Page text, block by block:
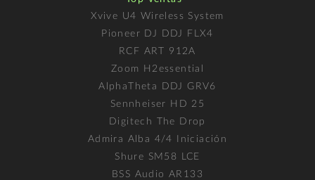
Xvive U4 Wireless System
Pioneer DJ DDJ FLX4
RCF ART 912A
Zoom H2essential
AlphaTheta DDJ GRV6
Sennheiser HD 25
Digitech The Drop
Admira Alba 4/4 Iniciación
Shure SM58 LCE
BSS Audio AR133